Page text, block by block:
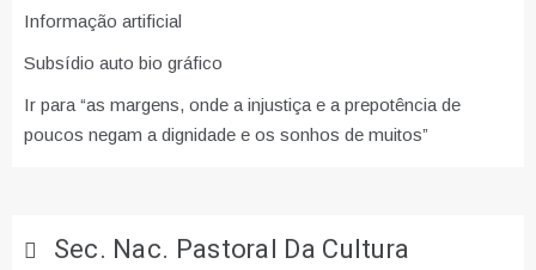
Informação artificial
Subsídio auto bio gráfico
Ir para “as margens, onde a injustiça e a prepotência de
poucos negam a dignidade e os sonhos de muitos”
Sec. Nac. Pastoral Da Cultura